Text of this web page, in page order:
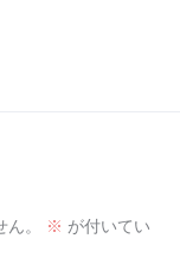
。 ※ が付いてい